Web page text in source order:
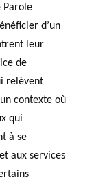
Parole
d’un
leur
de
relèvent
contexte où
qui
à se
aux services